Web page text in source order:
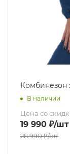
В наличии
Цена со
19 990 ₽/шт
28 990₽/шт